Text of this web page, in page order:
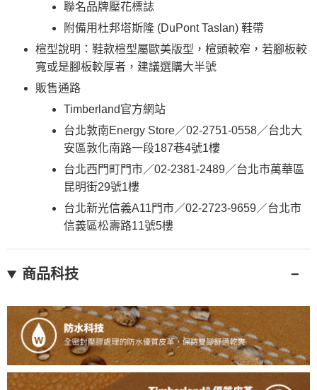
聯名品牌壓花標誌
附備用杜邦塔斯隆 (DuPont Taslan) 鞋帶
楦型說明：鞋款楦型屬歐美版型，楦頭較窄，若腳板較
寬或是腳板較厚者，建議選購大半號
販售通路
Timberland官方網站
台北敦南Energy Store／02-2751-0558／台北大
安區敦化南路一段187巷4號1樓
台北西門町門市／02-2381-2489／台北市萬華區
昆明街29號1樓
台北新光信義A11門市／02-2723-9659／台北市
信義區松壽路11號5樓
商品科技